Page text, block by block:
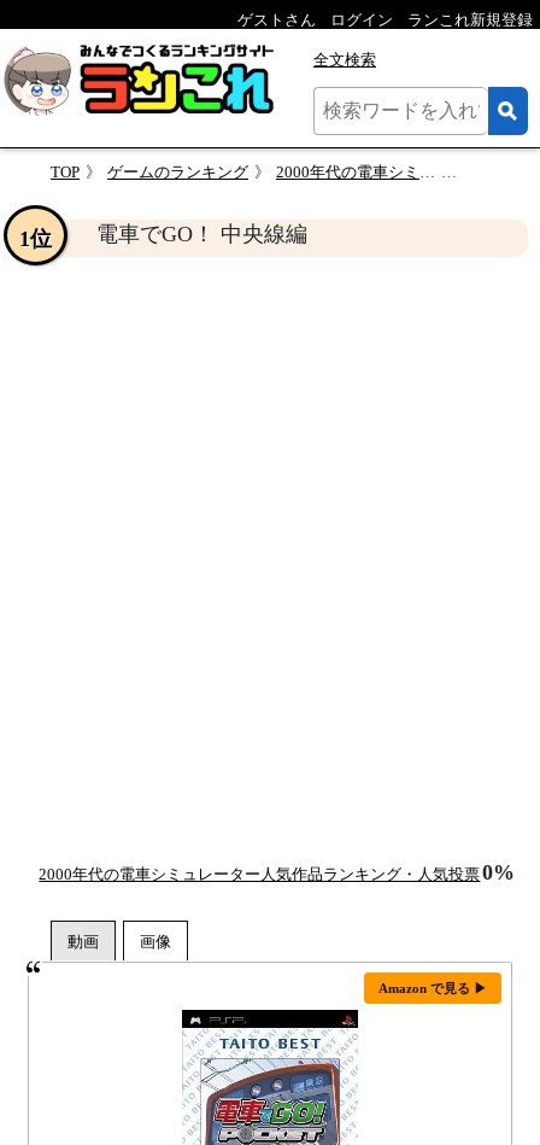
ゲストさん ログイン ランこれ新規登録
全文検索
TOP ゲームのランキング 2000年代の電車シミュレーター人気作品ランキング・人気投票
電車でGO！ 中央線編
1位
2000年代の電車シミュレーター人気作品ランキング・人気投票0%
Amazon で見る ▶